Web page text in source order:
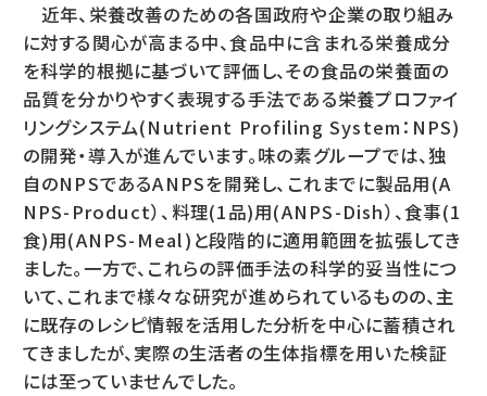
近年、栄養改善のための各国政府や企業の取り組み
に対する関心が高まる中、食品中に含まれる栄養成分
を科学的根拠に基づいて評価し、その食品の栄養面の
品質を分かりやすく表現する手法である栄養プロファイ
リングシステム(Nutrient Profiling System：NPS)
の開発・導入が進んでいます。味の素グループでは、独
自のNPSであるANPSを開発し、これまでに製品用(A
NPS-Product）、料理(1品)用(ANPS-Dish）、食事(1
食)用(ANPS-Meal)と段階的に適用範囲を拡張してき
ました。一方で、これらの評価手法の科学的妥当性につ
いて、これまで様々な研究が進められているものの、主
に既存のレシピ情報を活用した分析を中心に蓄積され
てきましたが、実際の生活者の生体指標を用いた検証
には至っていませんでした。